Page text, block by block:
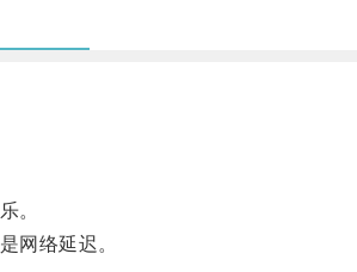
。
网络延迟。